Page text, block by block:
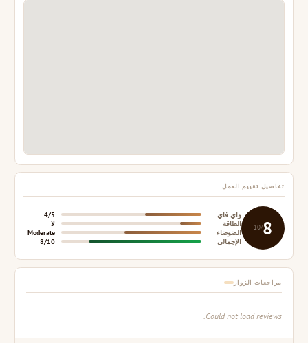
تفاصيل تقييم العمل
8
/10
واي فاي
4/5
الطاقة
لا
الضوضاء
Moderate
الإجمالي
8/10
مراجعات الزوار
Could not load reviews.